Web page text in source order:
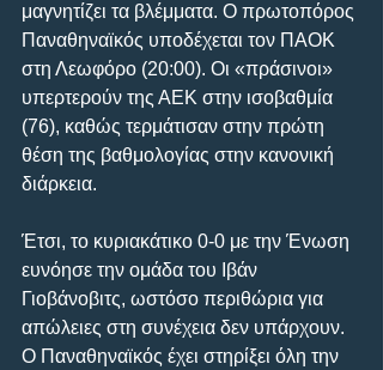
μαγνητίζει τα βλέμματα. Ο πρωτοπόρος
Παναθηναϊκός υποδέχεται τον ΠΑΟΚ
στη Λεωφόρο (20:00). Οι «πράσινοι»
υπερτερούν της ΑΕΚ στην ισοβαθμία
(76), καθώς τερμάτισαν στην πρώτη
θέση της βαθμολογίας στην κανονική
διάρκεια.
Έτσι, το κυριακάτικο 0-0 με την Ένωση
ευνόησε την ομάδα του Ιβάν
Γιοβάνοβιτς, ωστόσο περιθώρια για
απώλειες στη συνέχεια δεν υπάρχουν.
Ο Παναθηναϊκός έχει στηρίξει όλη την